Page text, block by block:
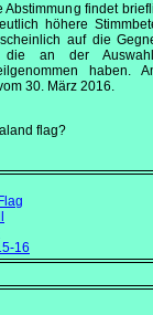
Abstimmung findet
höhere
auf die
die an der
haben.
30. März 2016.
flag?
16